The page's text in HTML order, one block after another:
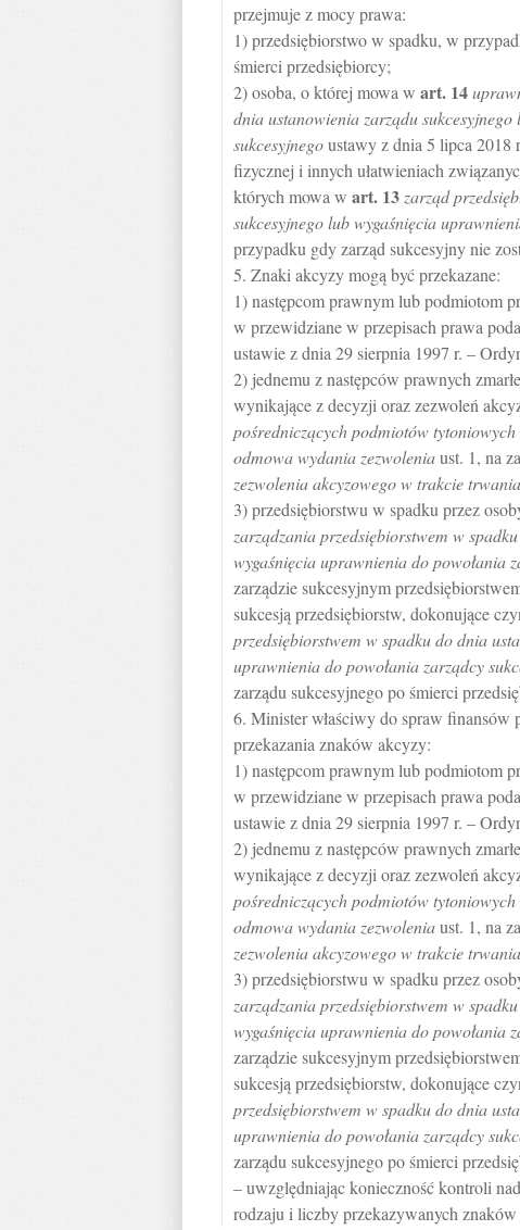
przejmuje z mocy prawa:
1) przedsiębiorstwo w spadku, w
śmierci przedsiębiorcy;
2) osoba, o której mowa w art. 14
dnia ustanowienia zarządu
sukcesyjnegoustawy z dnia 5 lipca 2018
fizycznej i innych ułatwieniach
których mowa w art. 13 zarząd
sukcesyjnego lub wygaśnięcia
przypadku gdy zarząd sukcesyjny nie
5. Znaki akcyzy mogą być przekazane:
1) następcom prawnym lub podmiotom
w przewidziane w przepisach prawa
ustawie z dnia 29 sierpnia 1997 r. –
2) jednemu z następców prawnych
wynikające z decyzji oraz zezwoleń
pośredniczących podmiotów tytoniowych
odmowa wydania zezwoleniaust. 1, na
zezwolenia akcyzowego w trakcie
3) przedsiębiorstwu w spadku przez
zarządzania przedsiębiorstwem w
wygaśnięcia uprawnienia do powołania
zarządzie sukcesyjnym
sukcesją przedsiębiorstw, dokonujące
przedsiębiorstwem w spadku do dnia
uprawnienia do powołania zarządcy
zarządu sukcesyjnego po śmierci
6. Minister właściwy do spraw
przekazania znaków akcyzy:
1) następcom prawnym lub podmiotom
w przewidziane w przepisach prawa
ustawie z dnia 29 sierpnia 1997 r. –
2) jednemu z następców prawnych
wynikające z decyzji oraz zezwoleń
pośredniczących podmiotów tytoniowych
odmowa wydania zezwoleniaust. 1, na
zezwolenia akcyzowego w trakcie
3) przedsiębiorstwu w spadku przez
zarządzania przedsiębiorstwem w
wygaśnięcia uprawnienia do powołania
zarządzie sukcesyjnym
sukcesją przedsiębiorstw, dokonujące
przedsiębiorstwem w spadku do dnia
uprawnienia do powołania zarządcy
zarządu sukcesyjnego po śmierci
– uwzględniając konieczność kontroli
rodzaju i liczby przekazywanych